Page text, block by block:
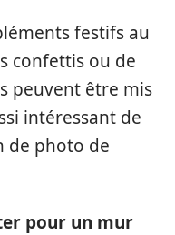
festifs au
confettis ou de
peuvent être mis
intéressant de
de photo de
pour un mur